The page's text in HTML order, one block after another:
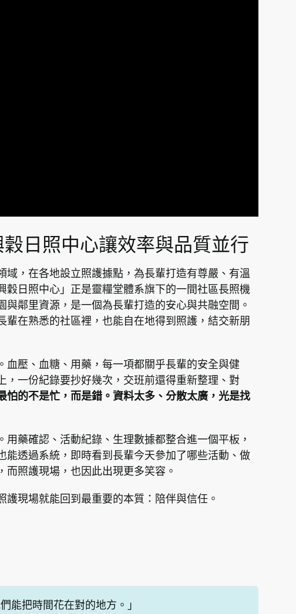
日照中心讓效率與品質並行
域，在各地設立照護據點，為長輩打造有尊嚴、有溫
穀日照中心」正是靈糧堂體系旗下的一間社區長照機
鄰里資源，是一個為長輩打造的安心與共融空間。
輩在熟悉的社區裡，也能自在地得到照護，結交新朋
血壓、血糖、用藥，每一項都關乎長輩的安全與健
，一份紀錄要抄好幾次，交班前還得重新整理、對
怕的不是忙，而是錯。資料太多、分散太廣，光是找
藥確認、活動紀錄、生理數據都整合進一個平板，
能透過系統，即時看到長輩今天參加了哪些活動、做
照護現場，也因此出現更多笑容。
現場就能回到最重要的本質：陪伴與信任。
能把時間花在對的地方。」